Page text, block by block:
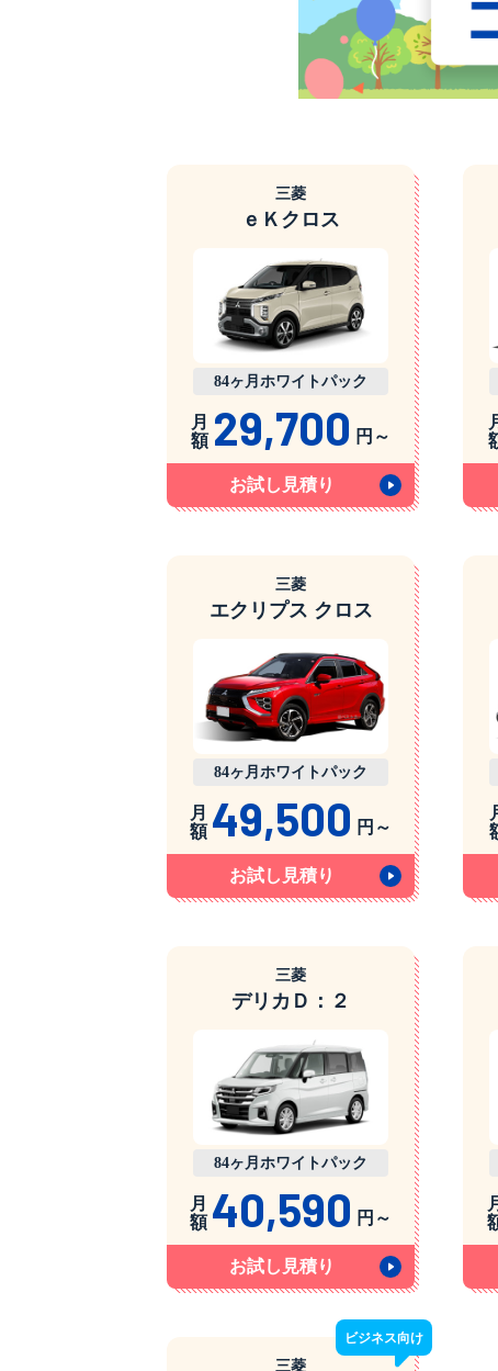
三菱
ｅＫクロス
84ヶ月ホワイトパック
月
額 29,700 円～
お試し見積り
三菱
エクリプス クロス
84ヶ月ホワイトパック
月
額 49,500 円～
お試し見積り
三菱
デリカＤ：２
84ヶ月ホワイトパック
月
額 40,590 円～
お試し見積り
三菱
ビジネス向け